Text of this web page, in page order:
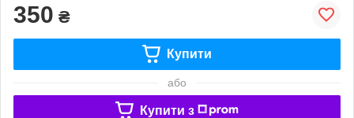
350 ₴
Купити
або
Купити з